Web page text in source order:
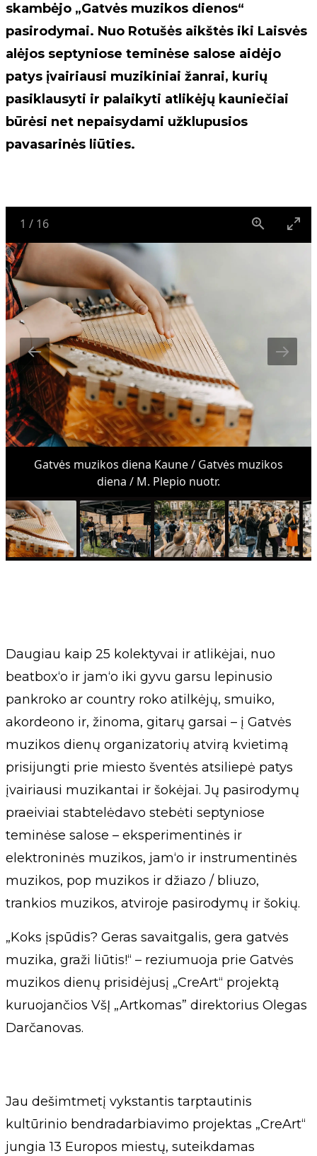
skambėjo „Gatvės muzikos dienos“
pasirodymai. Nuo Rotušės aikštės iki Laisvės
alėjos septyniose teminėse salose aidėjo
patys įvairiausi muzikiniai žanrai, kurių
pasiklausyti ir palaikyti atlikėjų kauniečiai
būrėsi net nepaisydami užklupusios
pavasarinės liūties.
1 / 16
Gatvės muzikos diena Kaune / Gatvės muzikos
diena / M. Plepio nuotr.
Daugiau kaip 25 kolektyvai ir atlikėjai, nuo
beatbox‘o ir jam‘o iki gyvu garsu lepinusio
pankroko ar country roko atilkėjų, smuiko,
akordeono ir, žinoma, gitarų garsai – į Gatvės
muzikos dienų organizatorių atvirą kvietimą
prisijungti prie miesto šventės atsiliepė patys
įvairiausi muzikantai ir šokėjai. Jų pasirodymų
praeiviai stabtelėdavo stebėti septyniose
teminėse salose – eksperimentinės ir
elektroninės muzikos, jam‘o ir instrumentinės
muzikos, pop muzikos ir džiazo / bliuzo,
trankios muzikos, atviroje pasirodymų ir šokių.
„Koks įspūdis? Geras savaitgalis, gera gatvės
muzika, graži liūtis!“ – reziumuoja prie Gatvės
muzikos dienų prisidėjusį „CreArt“ projektą
kuruojančios VšĮ „Artkomas” direktorius Olegas
Darčanovas.
Jau dešimtmetį vykstantis tarptautinis
kultūrinio bendradarbiavimo projektas „CreArt“
jungia 13 Europos miestų, suteikdamas